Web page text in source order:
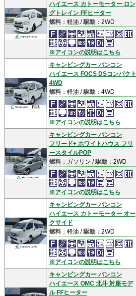
ハイエース カトーモーター ロン
グトレイン FFヒーター
燃料：軽油 /駆動：2WD
※アイコンの説明はこちら
キャンピングカー バンコン
ハイエース FOCS DSコンパクト
4WD
燃料：軽油 /駆動：4WD
※アイコンの説明はこちら
キャンピングカー バンコン
フリード+ ホワイトハウス フリ
ースタイルPOP
燃料：ガソリン /駆動：2WD
※アイコンの説明はこちら
キャンピングカー バンコン
ハイエース カトーモーター オー
クサイド
燃料：軽油 /駆動：2WD
※アイコンの説明はこちら
キャンピングカー バンコン
ハイエース OMC 北斗 対座モデ
ル FFヒーター